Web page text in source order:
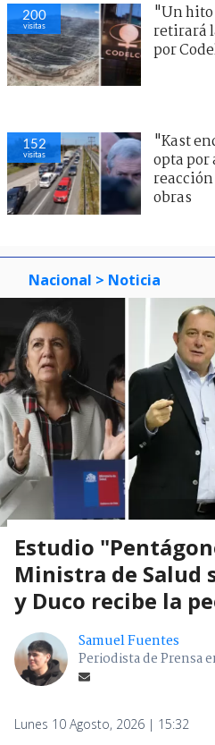
200
visitas
"Un
retirará
por
152
visitas
"Kast
opta por
obras
Nacional > Noticia
Estudio
Ministra de Salud
y Duco recibe la
Samuel Fuentes
Periodista de Prensa
Lunes 10 Agosto, 2026 | 15:32